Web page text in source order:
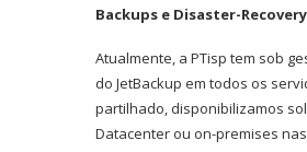
Backups e Disaster-Recovery
Atualmente, a PTisp tem sob
do JetBackup em todos os
partilhado, disponibilizamos
Datacenter ou on-premises